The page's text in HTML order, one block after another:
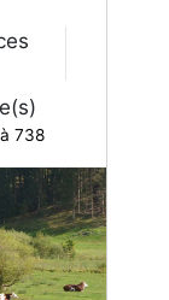
738